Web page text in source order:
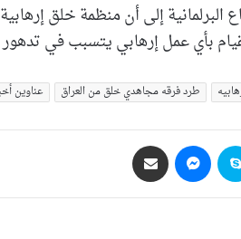
إلى أن منظمة خلق
بأي عمل إرهابي يتسبب في تدهور
طرد فرقه مجاهدي خلق من العراق عناوین
سكايب ماسنجر